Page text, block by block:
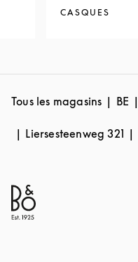
CASQUES
Tous les magasins BE
Liersesteenweg 321